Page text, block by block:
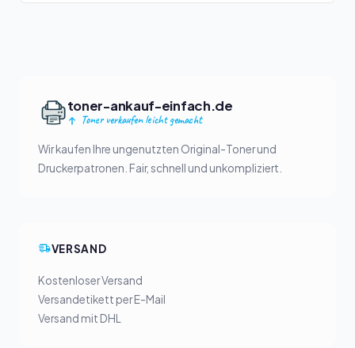
toner-ankauf-einfach.de
Toner verkaufen leicht gemacht
Wir kaufen Ihre ungenutzten Original-Toner und
Druckerpatronen. Fair, schnell und unkompliziert.
VERSAND
Kostenloser Versand
Versandetikett per E-Mail
Versand mit DHL